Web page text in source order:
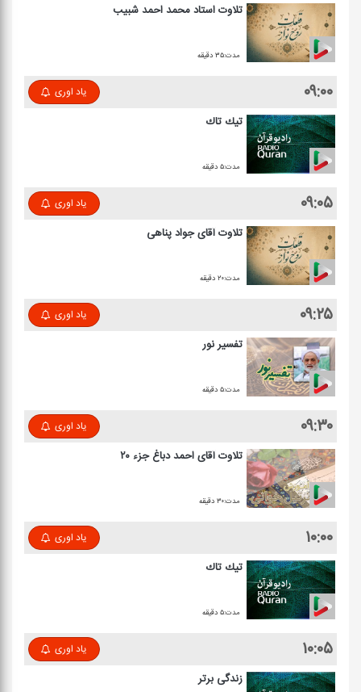
تلاوت استاد محمد احمد شبیب
مدت:۳۵ دقیقه
۰۹:۰۰ یاد اوری
تیك تاك
مدت:۵ دقیقه
۰۹:۰۵ یاد اوری
تلاوت آقای جواد پناهی
مدت:۲۰ دقیقه
۰۹:۲۵ یاد اوری
تفسیر نور
مدت:۵ دقیقه
۰۹:۳۰ یاد اوری
تلاوت آقای احمد دباغ جزء ۲۰
مدت:۳۰ دقیقه
۱۰:۰۰ یاد اوری
تیك تاك
مدت:۵ دقیقه
۱۰:۰۵ یاد اوری
زندگی برتر